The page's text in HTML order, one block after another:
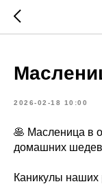
2026-02-18 10:00
🥞 Масленица в
домашних
Каникулы наших